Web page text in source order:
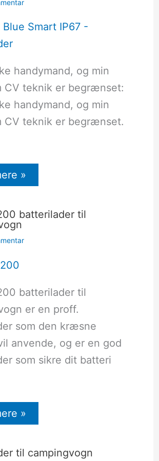
handymand, og min
CV teknik er begrænset:
handymand, og min
CV teknik er begrænset.
»
batterilader til
batterilader til
er en proff.
som den kræsne
anvende, og er en god
som sikre dit batteri
»
til campingvogn